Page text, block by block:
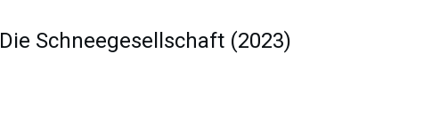
Die Schneegesellschaft (2023)